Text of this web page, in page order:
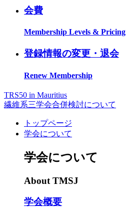
会費
Membership Levels & Pricing
登録情報の変更・退会
Renew Membership
TRS50 in Mauritius
繊維系三学会合併検討について
トップページ
学会について
学会について
About TMSJ
学会概要